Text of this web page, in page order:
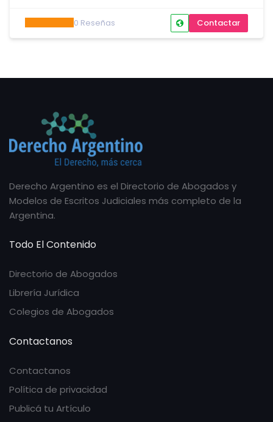
0 Reseñas Contactar
Derecho Argentino es el Directorio de Abogados y
Modelos de Escritos Judiciales más completo de la
Argentina.
Todo El Contenido
Directorio de Abogados
Librería Jurídica
Colegios de Abogados
Contactanos
Contactanos
Política de privacidad
Publicá tu Artículo